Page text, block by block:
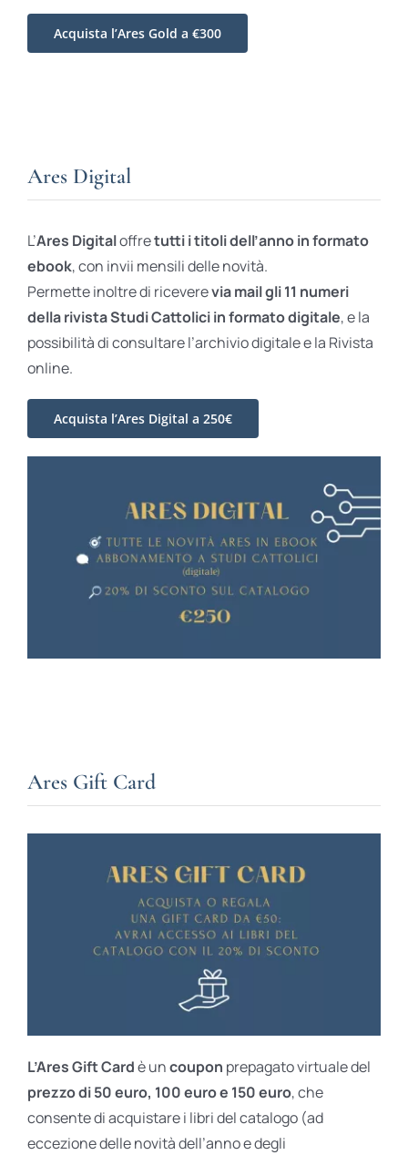
Acquista l’Ares Gold a €300
Ares Digital
L’Ares Digitaloffretutti i titoli dell’anno in formato
ebook, con invii mensili delle novità.
Permette inoltre di riceverevia mail gli 11 numeri
della rivista Studi Cattolici in formato digitale, e la
possibilità di consultare l’archivio digitale e la Rivista
online.
Acquista l’Ares Digital a 250€
Ares Gift Card
L’Ares Gift Cardè uncoupon prepagato virtuale del
prezzo di 50 euro, 100 euro e 150 euro, che
consente di acquistare i libri del catalogo (ad
eccezione delle novità dell’anno e degli